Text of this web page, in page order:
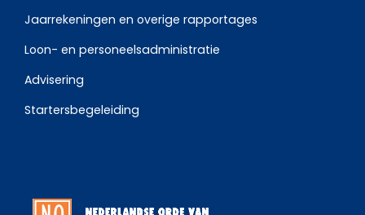
Jaarrekeningen en overige rapportages
Loon- en personeelsadministratie
Advisering
Startersbegeleiding